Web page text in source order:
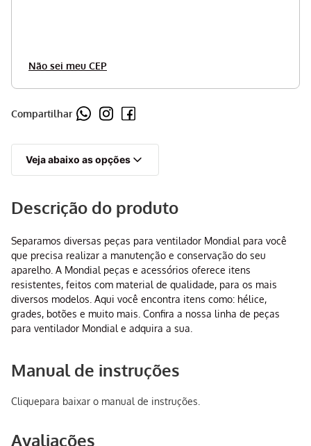
Não sei meu CEP
Compartilhar
Veja abaixo as opções
Descrição do produto
Separamos diversas peças para ventilador Mondial para você
que precisa realizar a manutenção e conservação do seu
aparelho. A Mondial peças e acessórios oferece itens
resistentes, feitos com material de qualidade, para os mais
diversos modelos. Aqui você encontra itens como: hélice,
grades, botões e muito mais. Confira a nossa linha de peças
para ventilador Mondial e adquira a sua.
Manual de instruções
Cliquepara baixar o manual de instruções.
Avaliações